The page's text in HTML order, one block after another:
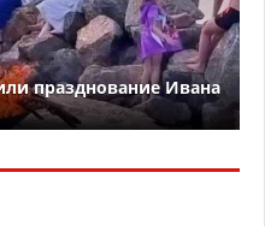
празднование Ивана